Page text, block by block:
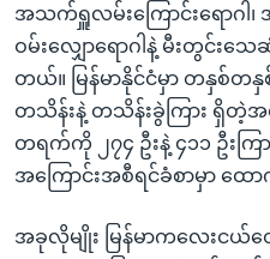
ညွန်း
စာမျက်နှာ
ကြည့်
သုတပဒေသာ အင်္ဂလိပ်စာ
Learning English
ဗွီအိုအေ လူမှုကွန်ယက်များ
အသက်ရှူလမ်းကြောင်းရောဂါ၊
ဝမ်းလျှောရောဂါနဲ့ မီးတွင်း
တယ်။ မြန်မာနိုင်ငံမှာ တနှစ်
တသိန်းနဲ့ တသိန်းခွဲကြား ရှိတဲ့
တရက်ကို ၂၇၄ ဦးနဲ့ ၄၁၁ ဦး
အကြောင်းအစီရင်ခံစာမှာ ထေ
အခုလိုမျိုး မြန်မာကလေးင